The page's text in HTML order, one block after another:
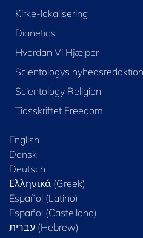
Kirke-lokalisering
Dianetics
Hvordan Vi Hjælper
Scientologys nyhedsredaktion
Scientology Religion
Tidsskriftet Freedom
English
Dansk
Deutsch
Ελληνικά (Greek)
Español (Latino)
Español (Castellano)